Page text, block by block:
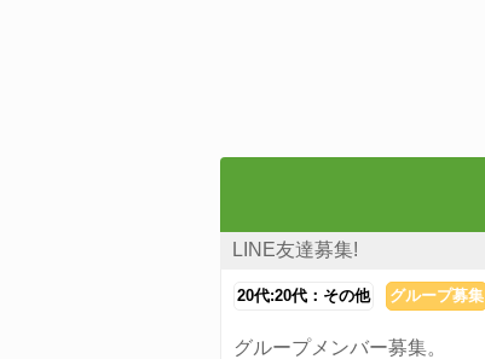
LINE友達募集!
20代:20代：その他 グループ募集
グループメンバー募集。